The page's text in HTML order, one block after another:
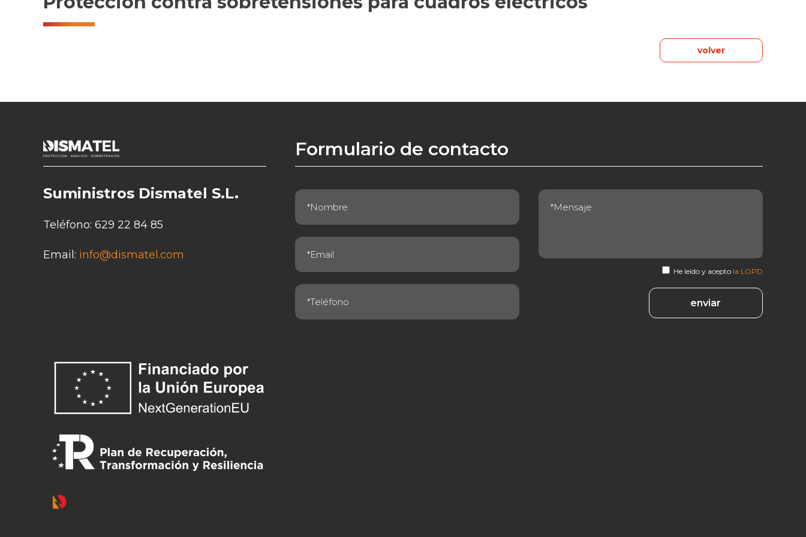
volver
Suministros Dismatel S.L.
Teléfono: 629 22 84 85
Email: info@dismatel.com
Formulario de contacto
He leído y acepto la LOPD